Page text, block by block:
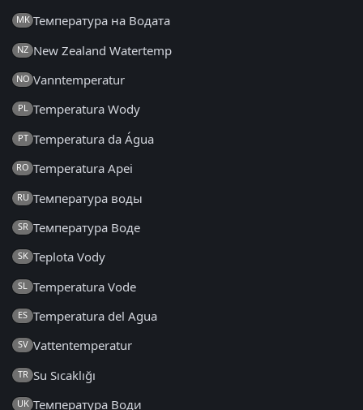
MK Температура на Водата
NZ New Zealand Watertemp
NO Vanntemperatur
PL Temperatura Wody
PT Temperatura da Água
RO Temperatura Apei
RU Температура воды
SR Температура Воде
SK Teplota Vody
SL Temperatura Vode
ES Temperatura del Agua
SV Vattentemperatur
TR Su Sıcaklığı
UK Температура Води